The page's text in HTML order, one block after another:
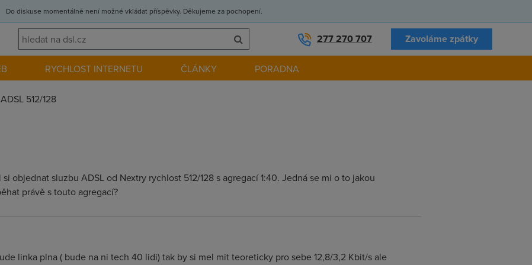
Do diskuse momentálně není možné vkládat příspěvky. Děkujeme za pochopení.
277 270 707 Zavoláme zpátky
RYCHLOST INTERNETU ČLÁNKY PORADNA
ADSL 512/128
objednat sluzbu ADSL od Nextry rychlost 512/128 s agregací 1:40. Jedná se mi o to jakou
právě s touto agregací?
linka plna ( bude na ni tech 40 lidi) tak by si mel mit teoreticky pro sebe 12,8/3,2 Kbit/s ale